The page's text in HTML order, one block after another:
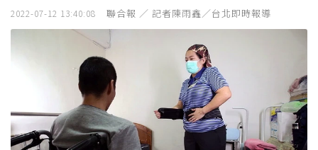
2022-07-12 13:40:08 聯合報 ／ 記者陳雨鑫／台北即時報導